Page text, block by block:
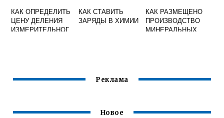
КАК ОПРЕДЕЛИТЬ
ЦЕНУ ДЕЛЕНИЯ
ИЗМЕРИТЕЛЬНОГ
КАК СТАВИТЬ
ЗАРЯДЫ В ХИМИИ
КАК РАЗМЕЩЕНО
ПРОИЗВОДСТВО
МИНЕРАЛЬНЫХ
КЛАСС
Реклама
Новое